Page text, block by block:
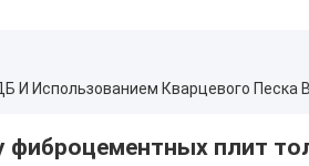
фиброцементных плит